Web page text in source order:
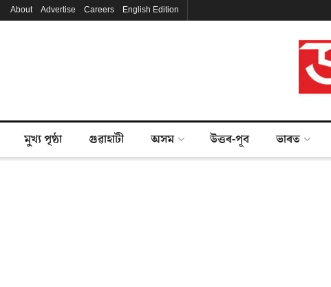
About Advertise Careers English Edition
মুখ্য পৃষ্ঠা গুৱাহাটী অসম উত্তৰ-পূব ভাৰত